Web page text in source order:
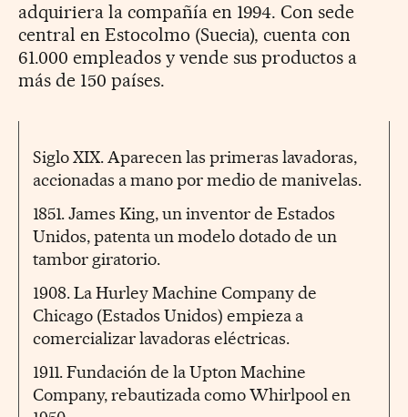
adquiriera la compañía en 1994. Con sede
central en Estocolmo (Suecia), cuenta con
61.000 empleados y vende sus productos a
más de 150 países.
Siglo XIX. Aparecen las primeras lavadoras,
accionadas a mano por medio de manivelas.
1851. James King, un inventor de Estados
Unidos, patenta un modelo dotado de un
tambor giratorio.
1908. La Hurley Machine Company de
Chicago (Estados Unidos) empieza a
comercializar lavadoras eléctricas.
1911. Fundación de la Upton Machine
Company, rebautizada como Whirlpool en